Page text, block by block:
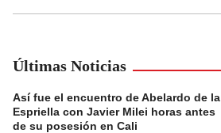
Últimas Noticias
Así fue el encuentro de Abelardo de la
Espriella con Javier Milei horas antes
de su posesión en Cali